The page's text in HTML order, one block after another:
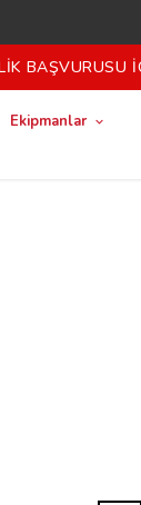
BAŞVURUSU
Ekipmanlar